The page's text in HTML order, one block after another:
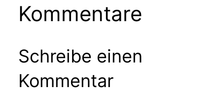
Kommentare
Schreibe einen
Kommentar